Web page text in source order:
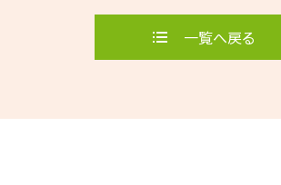
一覧へ戻る